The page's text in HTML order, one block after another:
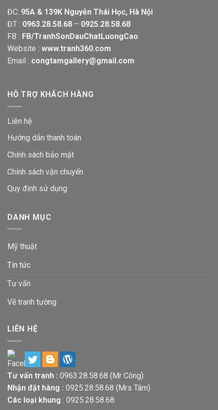
ĐC: 95A & 139K Nguyễn Thái Học, Hà Nội
ĐT : 0963.28.58.68 – 0925.28.58.68
FB : FB/TranhSonDauChatLuongCao
Website : www.tranh360.com
Email : congtamgallery@gmail.com
HỖ TRỢ KHÁCH HÀNG
Liên hệ
Hướng dẫn thanh toán
Chính sách bảo mật
Chính sách vận chuyển
Quy định sử dụng
DANH MỤC
Mỹ thuật
Tin tức
Tư vấn
Vẽ tranh tường
LIÊN HỆ
Tư vấn tranh : 0963.28.58.68 (Mr Công)
Nhận đặt hàng : 0925.28.58.68 (Mrs Tâm)
Các loại khung : 0925.28.58.68